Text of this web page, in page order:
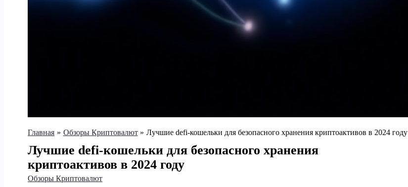
Главная Обзоры Криптовалют Лучшие defi-кошельки для безопасного хранения криптоактивов в 2024 году
Лучшие defi-кошельки для безопасного хранения
криптоактивов в 2024 году
Обзоры Криптовалют